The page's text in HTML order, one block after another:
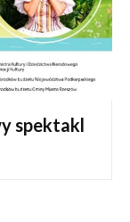
spektakl